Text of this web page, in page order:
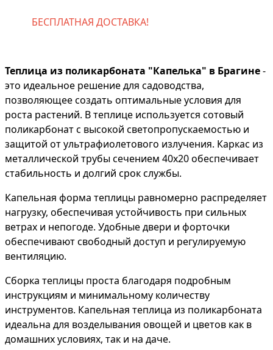
БЕСПЛАТНАЯ ДОСТАВКА!
Теплица из поликарбоната "Капелька" в Брагине-
это идеальное решение для садоводства,
позволяющее создать оптимальные условия для
роста растений. В теплице используется сотовый
поликарбонат с высокой светопропускаемостью и
защитой от ультрафиолетового излучения. Каркас из
металлической трубы сечением 40х20 обеспечивает
стабильность и долгий срок службы.
Капельная форма теплицы равномерно распределяет
нагрузку, обеспечивая устойчивость при сильных
ветрах и непогоде. Удобные двери и форточки
обеспечивают свободный доступ и регулируемую
вентиляцию.
Сборка теплицы проста благодаря подробным
инструкциям и минимальному количеству
инструментов. Капельная теплица из поликарбоната
идеальна для возделывания овощей и цветов как в
домашних условиях, так и на даче.